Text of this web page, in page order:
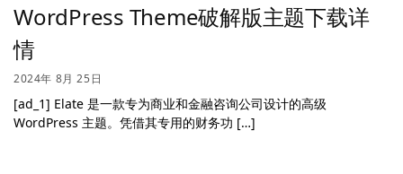
WordPress Theme破解版主题下载详
情
2024年 8月 25日
[ad_1] Elate 是一款专为商业和金融咨询公司设计的高级
WordPress 主题。凭借其专用的财务功 […]